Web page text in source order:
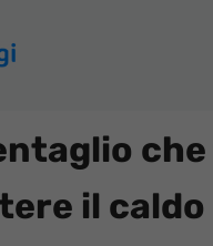
il